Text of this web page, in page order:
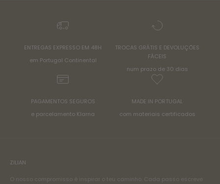
ENTREGAS EXPRESSO EM 48H
em Portugal Continental
TROCAS GRÁTIS E DEVOLUÇÕES
FÁCEIS
num prazo de 30 dias
PAGAMENTOS SEGUROS
e parcelamento Klarna
MADE IN PORTUGAL
com materiais certificados
ZILIAN
O nosso compromisso é inspirar o teu caminho. Cada passo escreve